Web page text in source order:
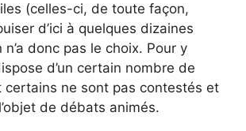
(celles-ci, de toute façon,
d’ici à quelques dizaines
n’a donc pas le choix. Pour y
d’un certain nombre de
certains ne sont pas contestés et
de débats animés.